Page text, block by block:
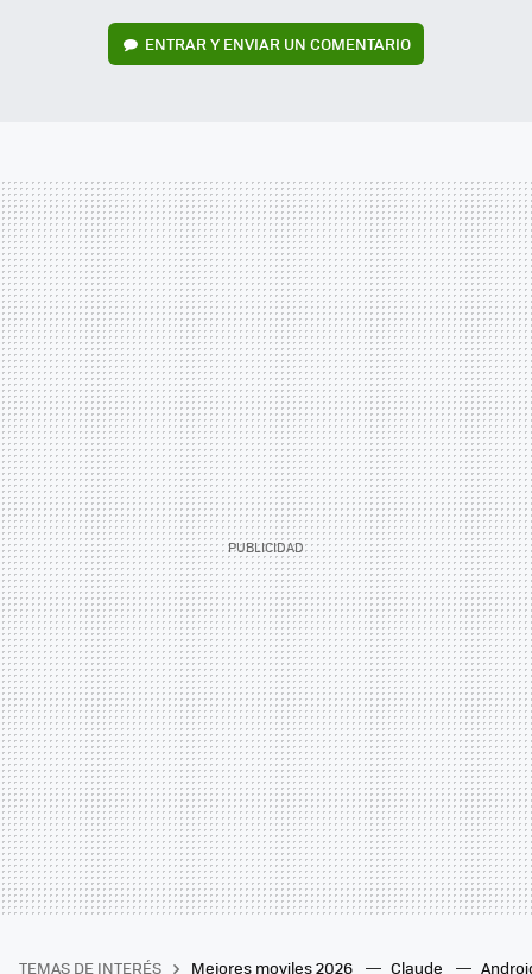
ENTRAR Y ENVIAR UN COMENTARIO
TEMAS DE INTERÉS Mejores moviles 2026 Claude